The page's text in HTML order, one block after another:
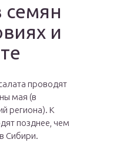
и
проводят
мая (в
региона). К
позднее, чем
Сибири.